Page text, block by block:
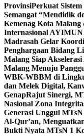
ProvinsiPerkuat
Semangat “Mendidik
Kemenag Kota
Internasional AYIMUN
Madrasah Gelar
Penghargaan Bidang
Malang Siap
Malang Menuju
WBK-WBBM di
dan Melek Digital,
GenapRajut Sinergi,
Nasional Zona
Generasi Unggul
Al-Qur’an,
Bukti Nyata MTsN 1